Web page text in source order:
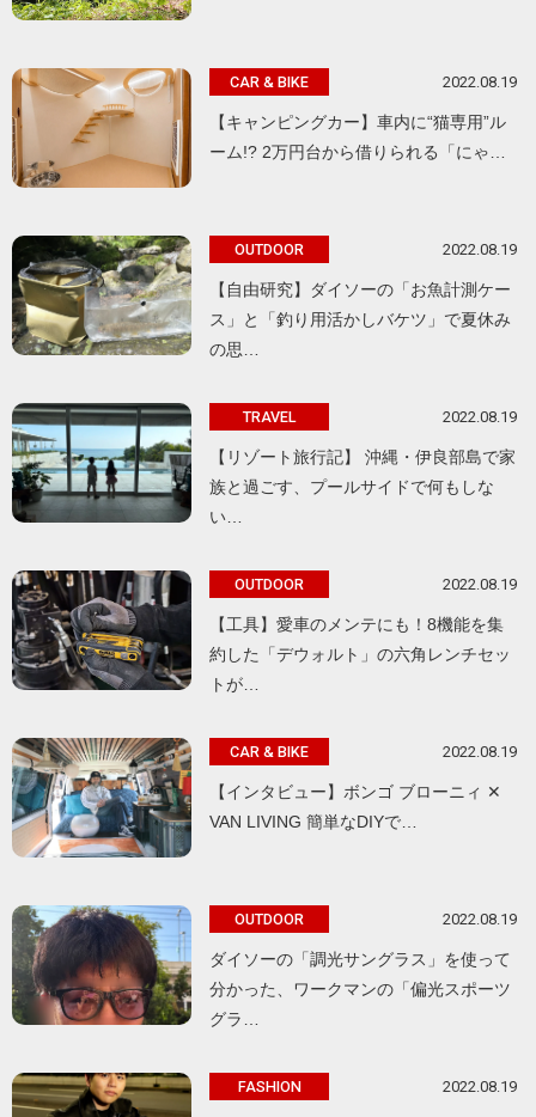
CAR & BIKE 2022.08.19
【キャンピングカー】車内に“猫専用”ル
ーム!? 2万円台から借りられる「にゃ…
OUTDOOR 2022.08.19
【自由研究】ダイソーの「お魚計測ケー
ス」と「釣り用活かしバケツ」で夏休み
の思…
TRAVEL 2022.08.19
【リゾート旅行記】 沖縄・伊良部島で家
族と過ごす、プールサイドで何もしな
い…
OUTDOOR 2022.08.19
【工具】愛車のメンテにも！8機能を集
約した「デウォルト」の六角レンチセッ
トが…
CAR & BIKE 2022.08.19
【インタビュー】ボンゴ ブローニィ ✕
VAN LIVING 簡単なDIYで…
OUTDOOR 2022.08.19
ダイソーの「調光サングラス」を使って
分かった、ワークマンの「偏光スポーツ
グラ…
FASHION 2022.08.19